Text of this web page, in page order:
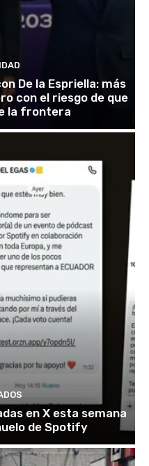
De la Espriella: más
con el riesgo de que
la frontera
en X esta semana
de Spotify